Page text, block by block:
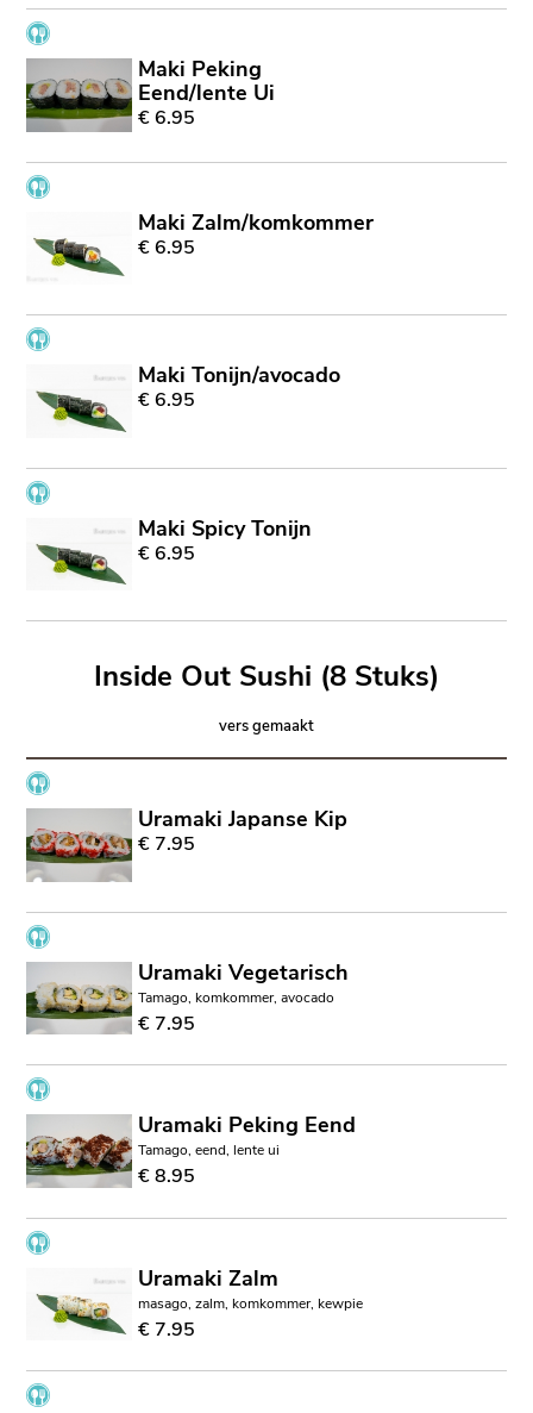
Maki Peking
Eend/lente Ui
€ 6.95
Maki Zalm/komkommer
€ 6.95
Maki Tonijn/avocado
€ 6.95
Maki Spicy Tonijn
€ 6.95
Inside Out Sushi (8 Stuks)
vers gemaakt
Uramaki Japanse Kip
€ 7.95
Uramaki Vegetarisch
Tamago, komkommer, avocado
€ 7.95
Uramaki Peking Eend
Tamago, eend, lente ui
€ 8.95
Uramaki Zalm
masago, zalm, komkommer, kewpie
€ 7.95